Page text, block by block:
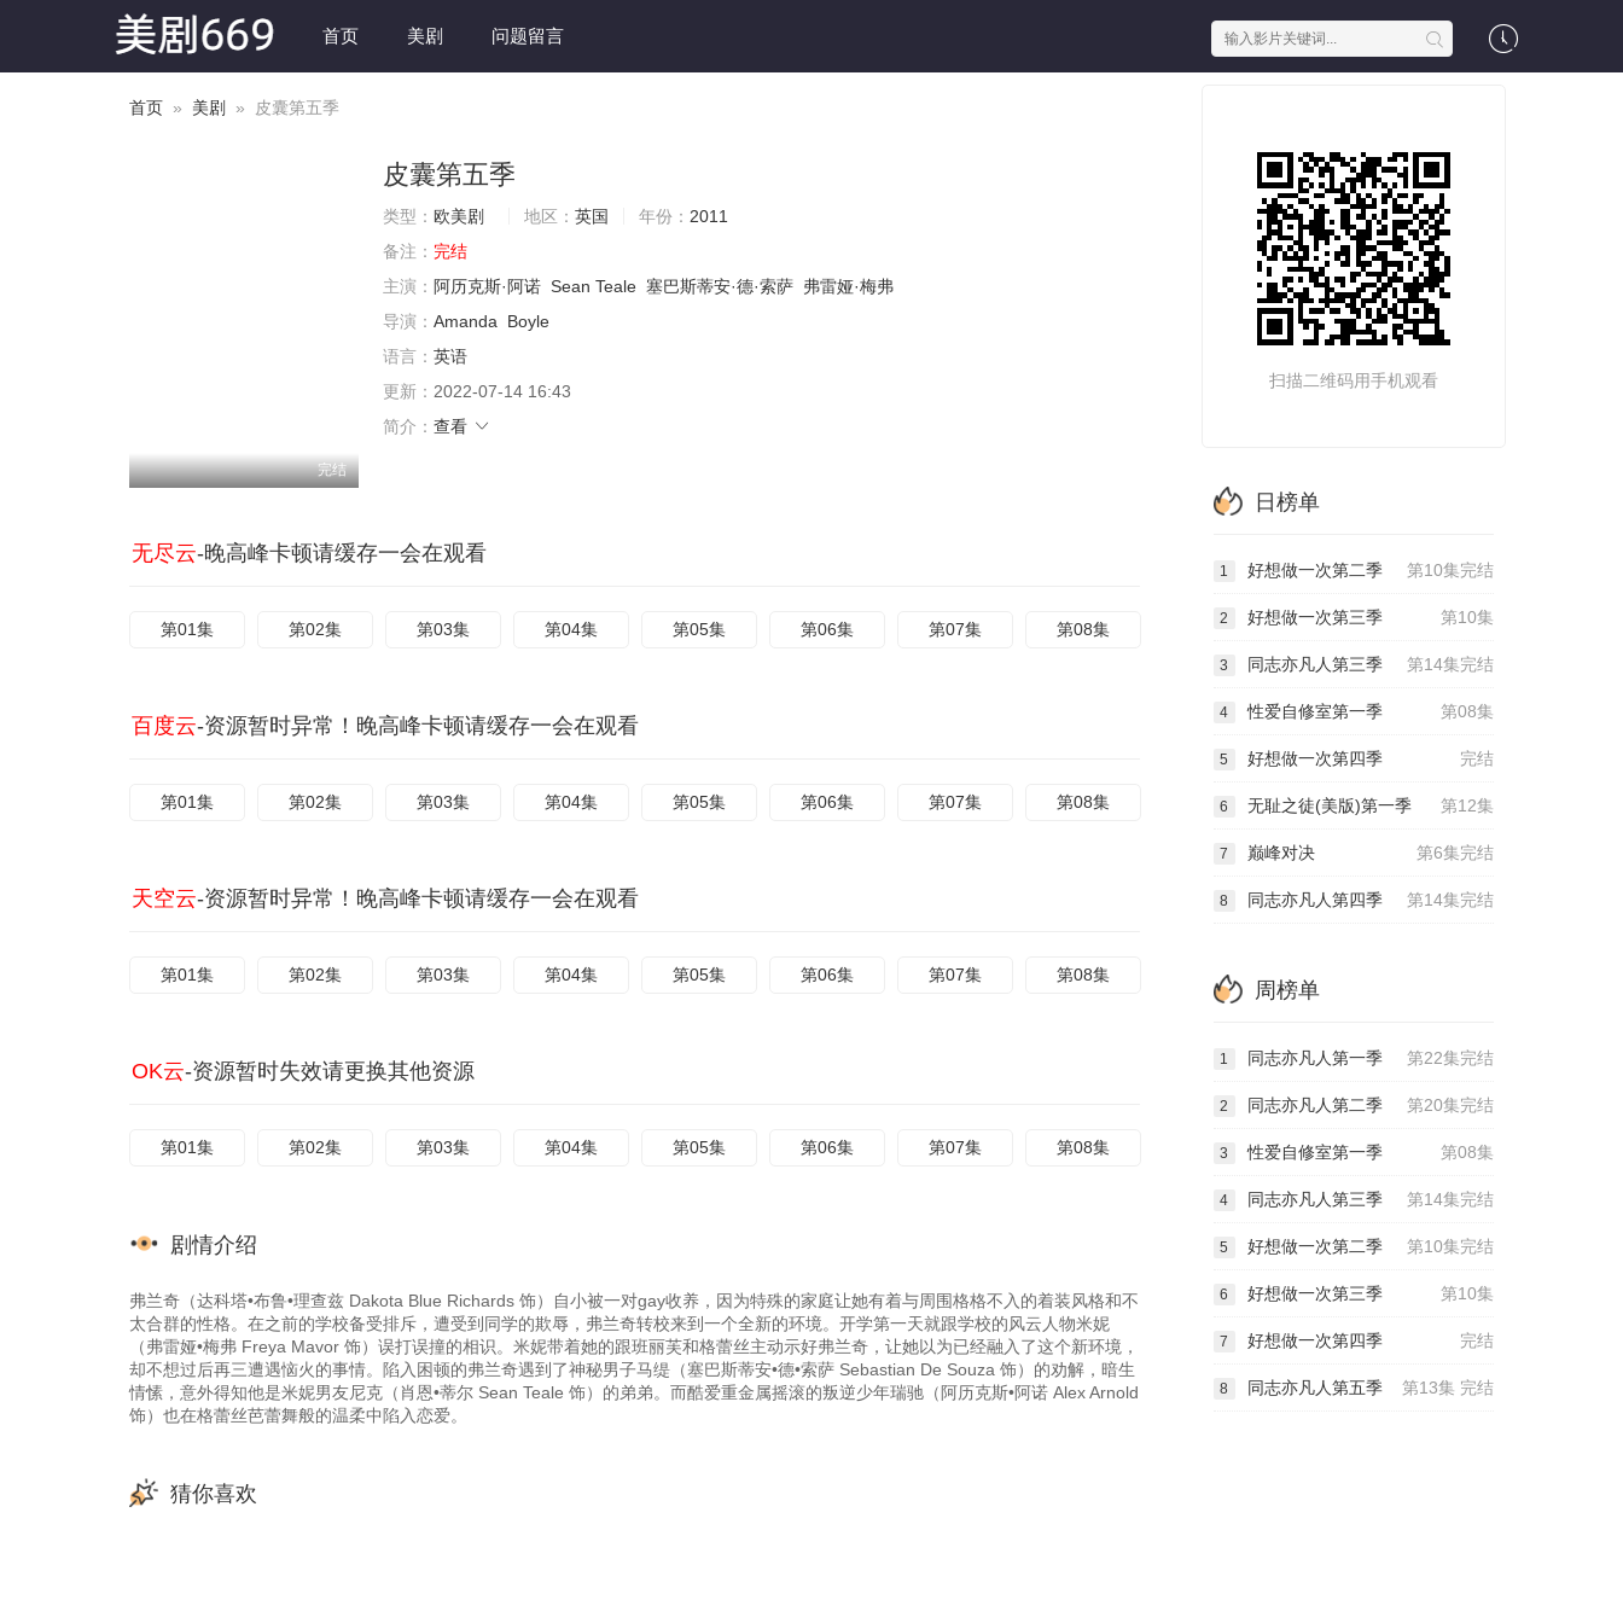
首页 美剧 问题留言
首页 » 美剧 » 皮囊第五季
完结
皮囊第五季
类型： 欧美剧 地区： 英国 年份： 2011
备注： 完结
主演： 阿历克斯·阿诺 Sean Teale 塞巴斯蒂安·德·索萨 弗雷娅·梅弗
导演： Amanda
Boyle
语言： 英语
更新： 2022-07-14 16:43
简介： 查看
无尽云-晚高峰卡顿请缓存一会在观看
第01集 第02集 第03集 第04集 第05集 第06集 第07集 第08集
百度云-资源暂时异常！晚高峰卡顿请缓存一会在观看
第01集 第02集 第03集 第04集 第05集 第06集 第07集 第08集
天空云-资源暂时异常！晚高峰卡顿请缓存一会在观看
第01集 第02集 第03集 第04集 第05集 第06集 第07集 第08集
OK云-资源暂时失效请更换其他资源
第01集 第02集 第03集 第04集 第05集 第06集 第07集 第08集
剧情介绍
弗兰奇（达科塔•布鲁•理查兹 Dakota Blue Richards 饰）自小被一对gay收养，因为特殊的家庭让她有着与周围格格不入的着装风格和不
太合群的性格。在之前的学校备受排斥，遭受到同学的欺辱，弗兰奇转校来到一个全新的环境。开学第一天就跟学校的风云人物米妮
（弗雷娅•梅弗 Freya Mavor 饰）误打误撞的相识。米妮带着她的跟班丽芙和格蕾丝主动示好弗兰奇，让她以为已经融入了这个新环境，
却不想过后再三遭遇恼火的事情。陷入困顿的弗兰奇遇到了神秘男子马缇（塞巴斯蒂安•德•索萨 Sebastian De Souza 饰）的劝解，暗生
情愫，意外得知他是米妮男友尼克（肖恩•蒂尔 Sean Teale 饰）的弟弟。而酷爱重金属摇滚的叛逆少年瑞驰（阿历克斯•阿诺 Alex Arnold
饰）也在格蕾丝芭蕾舞般的温柔中陷入恋爱。
猜你喜欢
扫描二维码用手机观看
日榜单
第10集完结
1 好想做一次第二季
第10集
2 好想做一次第三季
第14集完结
3 同志亦凡人第三季
第08集
4 性爱自修室第一季
完结
5 好想做一次第四季
第12集
6 无耻之徒(美版)第一季
第6集完结
7 巅峰对决
第14集完结
8 同志亦凡人第四季
周榜单
第22集完结
1 同志亦凡人第一季
第20集完结
2 同志亦凡人第二季
第08集
3 性爱自修室第一季
第14集完结
4 同志亦凡人第三季
第10集完结
5 好想做一次第二季
第10集
6 好想做一次第三季
完结
7 好想做一次第四季
第13集 完结
8 同志亦凡人第五季